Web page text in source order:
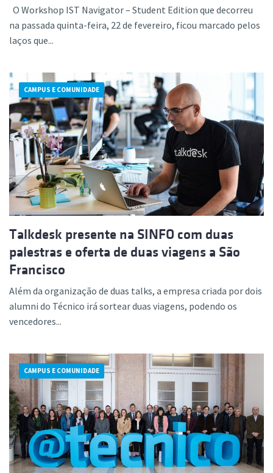
O Workshop IST Navigator – Student Edition que decorreu
na passada quinta-feira, 22 de fevereiro, ficou marcado pelos
laços que...
CAMPUS E COMUNIDADE
Talkdesk presente na SINFO com duas
palestras e oferta de duas viagens a São
Francisco
Além da organização de duas talks, a empresa criada por dois
alumni do Técnico irá sortear duas viagens, podendo os
vencedores...
CAMPUS E COMUNIDADE